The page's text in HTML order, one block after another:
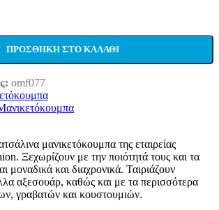
Original Men's Fashion Από Ατσάλι Σε
ΠΡΟΣΘΉΚΗ ΣΤΟ ΚΑΛΆΘΙ
omf077
μανικετόκουμπα της εταιρείας
Ξεχωρίζουν με την ποιότητά τους και τα
μοναδικά και διαχρονικά. Ταιριάζουν
αξεσουάρ, καθώς και με τα περισσότερα
γραβατών και κουστουμιών.